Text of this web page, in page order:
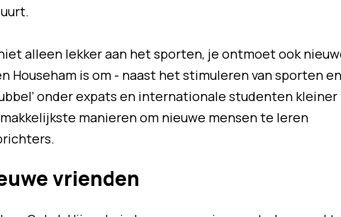
alleen lekker aan het sporten, je ontmoet ook
Househam is om - naast het stimuleren van sporten en
onder expats en internationale studenten kleiner
manieren om nieuwe mensen te leren
vrienden